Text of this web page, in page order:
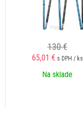
130 €
65,01 € s DPH / ks
Na sklade